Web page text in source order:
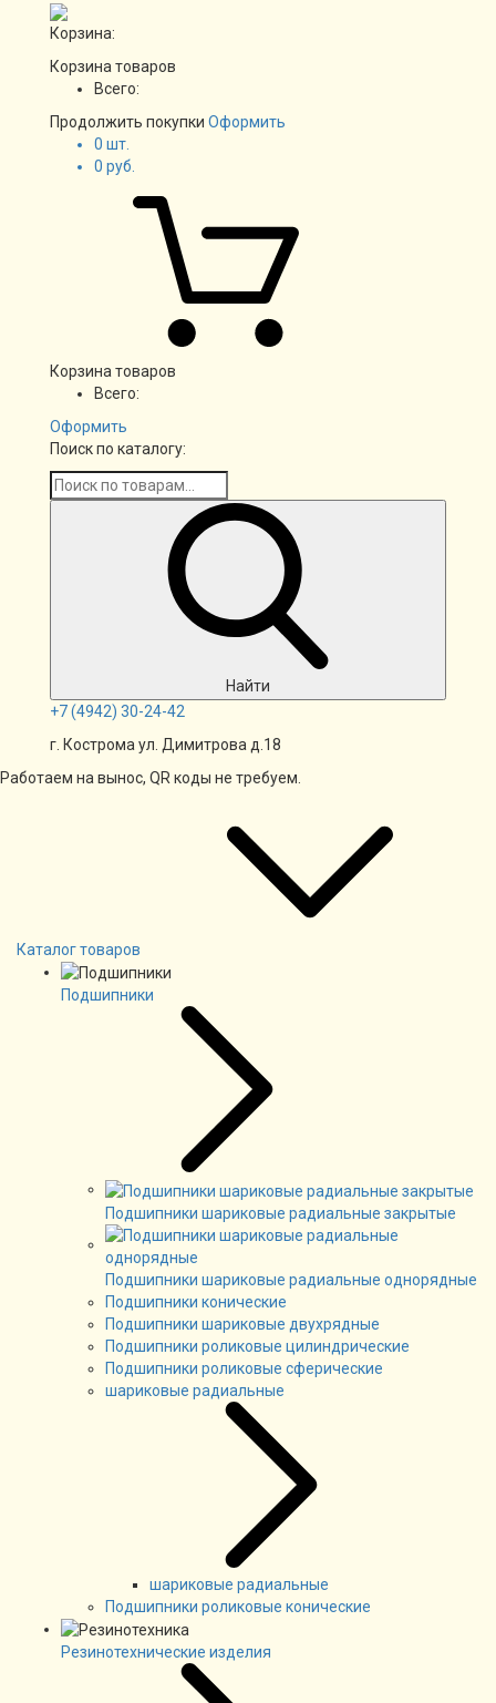
Корзина:
Корзина товаров
Всего:
Продолжить покупки Оформить
0 шт.
0 руб.
Корзина товаров
Всего:
Оформить
Поиск по каталогу:
Найти
+7(4942) 30-24-42
г. Кострома ул. Димитрова д.18
Работаем на вынос, QR коды не требуем.
Каталог товаров
Подшипники
Подшипники шариковые радиальные закрытые
Подшипники шариковые радиальные однорядные
Подшипники конические
Подшипники шариковые двухрядные
Подшипники роликовые цилиндрические
Подшипники роликовые сферические
шариковые радиальные
шариковые радиальные
Подшипники роликовые конические
Резинотехнические изделия